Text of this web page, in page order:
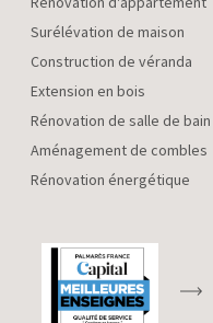
Surélévation de maison
Construction de véranda
Extension en bois
Rénovation de salle de bain
Aménagement de combles
Rénovation énergétique